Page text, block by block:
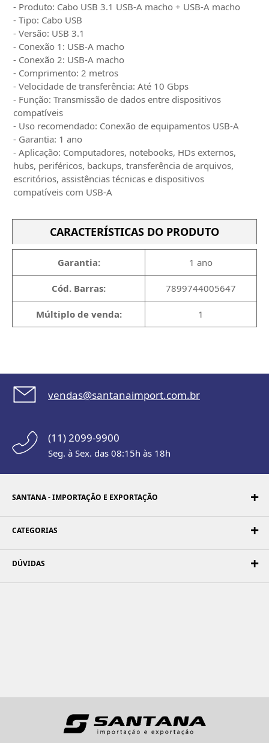
- Produto: Cabo USB 3.1 USB-A macho + USB-A macho
- Tipo: Cabo USB
- Versão: USB 3.1
- Conexão 1: USB-A macho
- Conexão 2: USB-A macho
- Comprimento: 2 metros
- Velocidade de transferência: Até 10 Gbps
- Função: Transmissão de dados entre dispositivos
compatíveis
- Uso recomendado: Conexão de equipamentos USB-A
- Garantia: 1 ano
- Aplicação: Computadores, notebooks, HDs externos,
hubs, periféricos, backups, transferência de arquivos,
escritórios, assistências técnicas e dispositivos
compatíveis com USB-A
CARACTERÍSTICAS DO PRODUTO
Garantia: 1 ano
Cód. Barras: 7899744005647
Múltiplo de venda: 1
vendas@santanaimport.com.br
(11) 2099-9900
Seg. à Sex. das 08:15h às 18h
SANTANA - IMPORTAÇÃO E EXPORTAÇÃO
CATEGORIAS
DÚVIDAS